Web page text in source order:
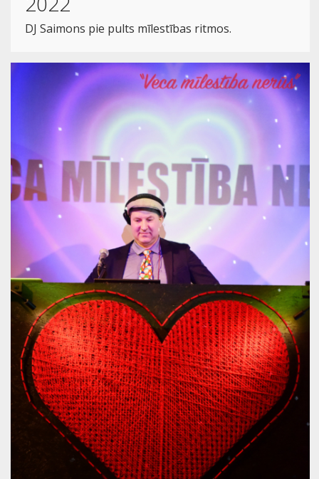
DJ Saimons pie pults mīlestības ritmos.